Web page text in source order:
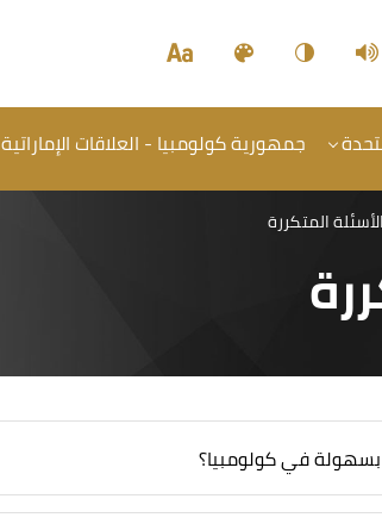
جمهورية كولومبيا - العلاقات الإماراتية
الأسئلة المتكررة
في كولومبيا؟